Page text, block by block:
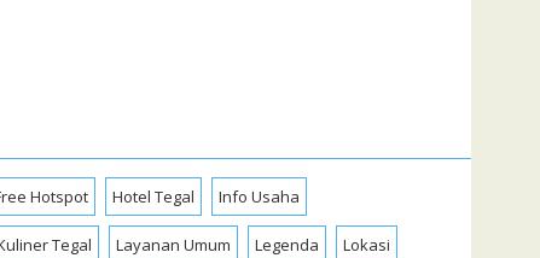
Hotspot Hotel Tegal Info Usaha
Tegal Layanan Umum Legenda Lokasi